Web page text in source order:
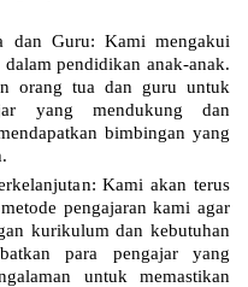
dan Guru: Kami mengakui
pendidikan anak-anak.
orang tua dan guru untuk
yang mendukung dan
bimbingan yang
Kami akan terus
pengajaran kami agar
kurikulum dan kebutuhan
para pengajar yang
untuk memastikan